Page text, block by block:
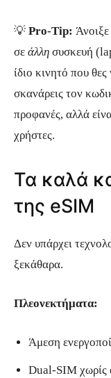
💡 Pro-Tip:
σε άλλη συσκευή
ίδιο κινητό που
σκανάρεις τον
προφανές, αλλά
χρήστες.
Τα καλά
της eSIM
Δεν υπάρχει
ξεκάθαρα.
Πλεονεκτήματα:
Άμεση
Dual-SIM χωρίς